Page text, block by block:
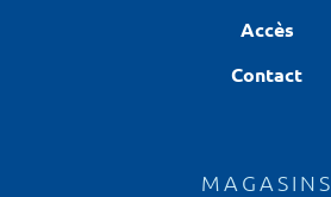
Accès
Contact
MAGASINS